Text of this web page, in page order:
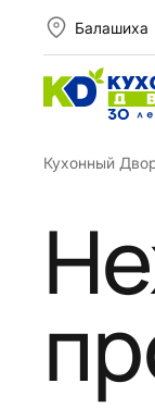
Балашиха
Кухонный